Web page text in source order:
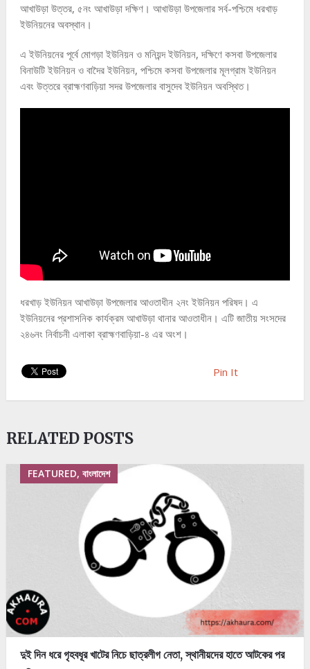
আখাউড়া উত্তর, ৫নং আখাউড়া দক্ষিণ। আখাউড়া উপজেলার সর্ব-পশ্চিমে ধরখাড়
ইউনিয়নের অবস্থান।
এ ইউনিয়নের পূর্বে মোগড়া ইউনিয়ন ও মনিয়ন্দ ইউনিয়ন, দক্ষিণে কসবা উপজেলার
বিনাউটি ইউনিয়ন ও বাদৈর ইউনিয়ন, পশ্চিমে কসবা উপজেলার মূলগ্রাম ইউনিয়ন
এবং উত্তরে ব্রাহ্মণবাড়িয়া সদর উপজেলার বাসুদেব ইউনিয়ন অবস্থিত।
ধরখাড় ইউনিয়ন আখাউড়া উপজেলার আওতাধীন ২নং ইউনিয়ন পরিষদ। এ
ইউনিয়নের প্রশাসনিক কার্যক্রম আখাউড়া থানার আওতাধীন। এটি জাতীয় সংসদের
২৪৬নং নির্বাচনী এলাকা ব্রাহ্মণবাড়িয়া-৪ এর অংশ।
Pin It
RELATED POSTS
FEATURED, বাংলাদেশ
দুই দিন ধরে গৃহবধূর খাটের নিচে ছাত্রলীগ নেতা, স্থানীয়দের হাতে আটকের পর